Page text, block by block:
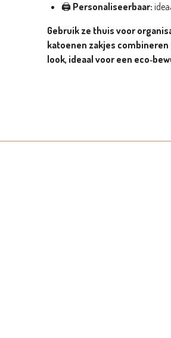
🖨️ Personaliseerbaar:
Gebruik ze thuis voor
katoenen zakjes
look, ideaal voor een